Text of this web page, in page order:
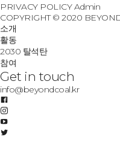
PRIVACY POLICY Admin
COPYRIGHT © 2020
소개
활동
2030 탈석탄
참여
Get in touch
info@beyondcoal.kr